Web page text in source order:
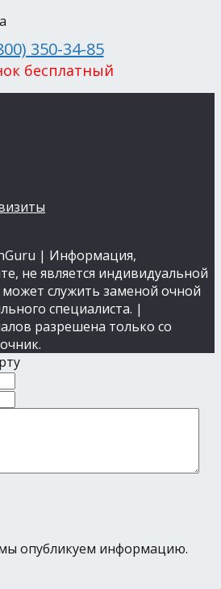
350-34-85
бесплатный
| Информация,
не является индивидуальной
служить заменой очной
специалиста. |
разрешена только со
опубликуем информацию.